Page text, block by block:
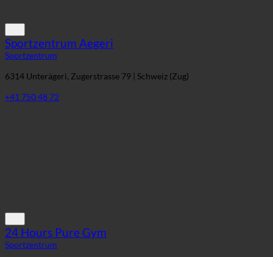
Sportzentrum Aegeri
Sportzentrum
6314 Unterägeri, Zugerstrasse 79 | Schweiz (Zug)
+41 750 48 72
24 Hours Pure Gym
Sportzentrum
5405, Täfernstrasse 4 | Schweiz (Dättwil)